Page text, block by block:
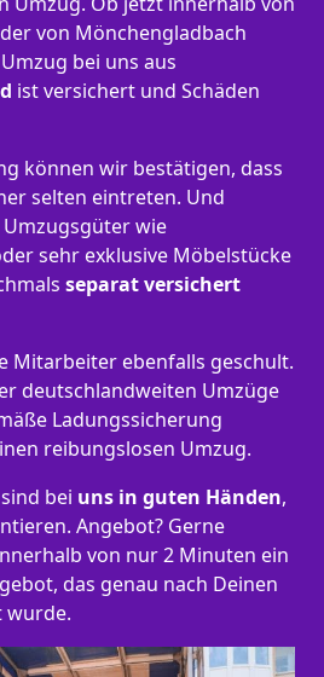
von Mönchen­gladbach
bei uns aus
ist versichert und Schäden
können wir bestätigen, dass
selten eintreten. Und
wie
sehr exklusive Möbelstücke
separat versichert
Mitarbeiter ebenfalls geschult.
deutschlandweiten Umzüge
Ladungssicherung
reibungslosen Umzug.
bei uns in guten Händen,
Angebot? Gerne
von nur 2 Minuten ein
das genau nach Deinen
wurde.